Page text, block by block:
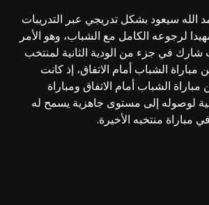
الله سيعود بشكل تدريجي عبر التدريبات
لرجوعه الكامل مع الشباب، وهو الأمر
شارك في جزء من الودية الثانية لمنتخب
مباراة الشباب أمام الاتفاق، إذ كانت
مباراة الشباب أمام الاتفاق ومباراة
لوصوله إلى مستوى جاهزية يسمح له
مباراة منتخبه الأخيرة.